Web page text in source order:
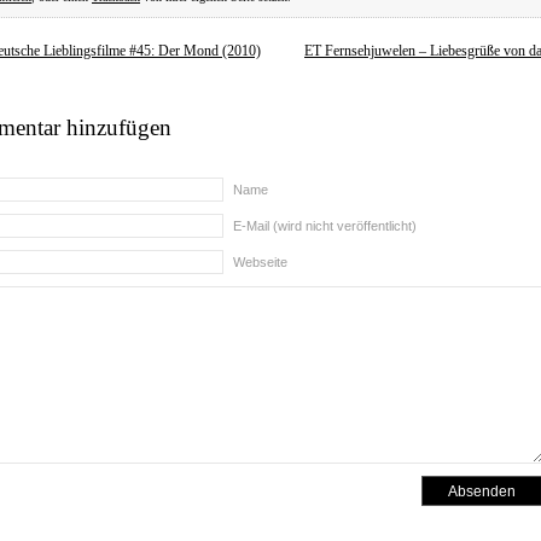
Lieblingsfilme #45: Der Mond (2010) ET Fernsehjuwelen – Liebesgrüße von
hinzufügen
Name
E-Mail (wird nicht veröffentlicht)
Webseite